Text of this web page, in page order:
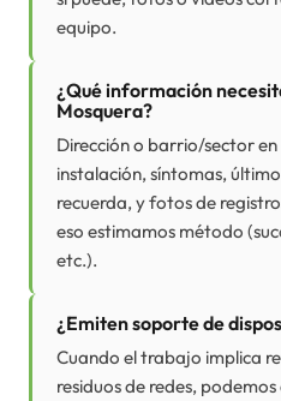
equipo.
¿Qué información
Mosquera?
Dirección o barrio/sector
instalación, síntomas,
recuerda, y fotos de
eso estimamos método
etc.).
¿Emiten soporte de
Cuando el trabajo implica
residuos de redes,